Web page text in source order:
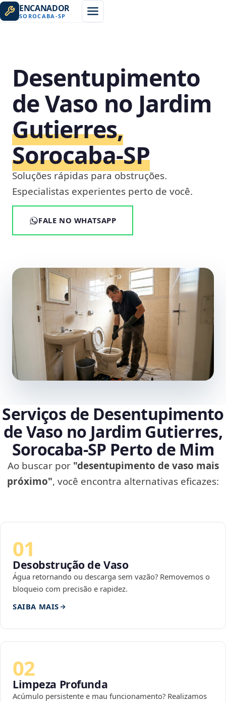
ENCANADOR
SOROCABA -SP
Desentupimento
de Vaso no Jardim
Gutierres,
Sorocaba‑SP
Soluções rápidas para obstruções.
Especialistas experientes perto de você.
FALE NO WHATSAPP
Serviços de Desentupimento
de Vaso no Jardim Gutierres,
Sorocaba‑SP Perto de Mim
Ao buscar por "desentupimento de vaso mais
próximo", você encontra alternativas eficazes:
01
Desobstrução de Vaso
Água retornando ou descarga sem vazão? Removemos o
bloqueio com precisão e rapidez.
SAIBA MAIS
02
Limpeza Profunda
Acúmulo persistente e mau funcionamento? Realizamos